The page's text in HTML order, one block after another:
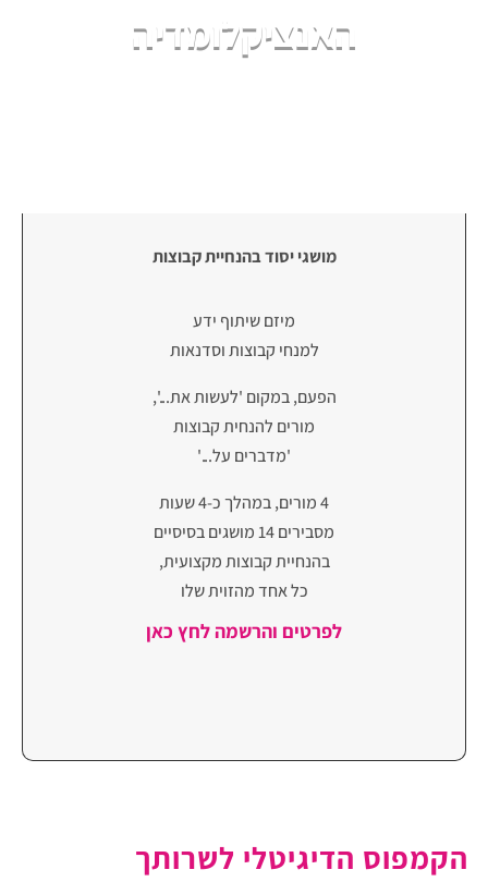
האנציקלומדיה
מושגי יסוד בהנחיית קבוצות
מיזם שיתוף ידע
למנחי קבוצות וסדנאות
הפעם, במקום 'לעשות את...',
מורים להנחית קבוצות
'מדברים על...'
4 מורים, במהלך כ-4 שעות
מסבירים 14 מושגים בסיסיים
בהנחיית קבוצות מקצועית,
כל אחד מהזוית שלו
לפרטים והרשמה לחץ כאן
הקמפוס הדיגיטלי לשרותך